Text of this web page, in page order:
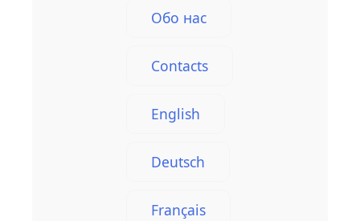
Обо нас
Contacts
English
Deutsch
Français